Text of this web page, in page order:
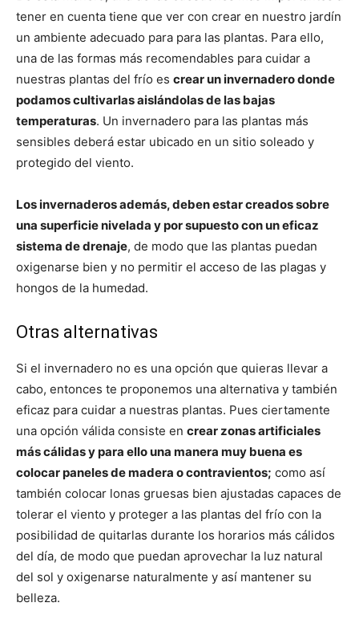
tener en cuenta tiene que ver con crear en nuestro jardín
un ambiente adecuado para para las plantas. Para ello,
una de las formas más recomendables para cuidar a
nuestras plantas del frío es crear un invernadero donde
podamos cultivarlas aislándolas de las bajas
temperaturas. Un invernadero para las plantas más
sensibles deberá estar ubicado en un sitio soleado y
protegido del viento.
Los invernaderos además, deben estar creados sobre
una superficie nivelada y por supuesto con un eficaz
sistema de drenaje, de modo que las plantas puedan
oxigenarse bien y no permitir el acceso de las plagas y
hongos de la humedad.
Otras alternativas
Si el invernadero no es una opción que quieras llevar a
cabo, entonces te proponemos una alternativa y también
eficaz para cuidar a nuestras plantas. Pues ciertamente
una opción válida consiste en crear zonas artificiales
más cálidas y para ello una manera muy buena es
colocar paneles de madera o contravientos; como así
también colocar lonas gruesas bien ajustadas capaces de
tolerar el viento y proteger a las plantas del frío con la
posibilidad de quitarlas durante los horarios más cálidos
del día, de modo que puedan aprovechar la luz natural
del sol y oxigenarse naturalmente y así mantener su
belleza.